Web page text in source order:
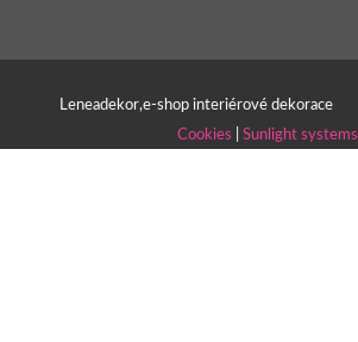
Leneadekor,e-shop interiérové dekorace
Cookies
Sunlight systems